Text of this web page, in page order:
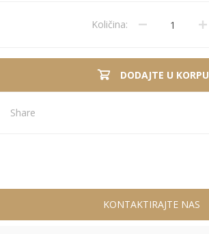
Količina:
DODAJTE U KORPU
Share
KONTAKTIRAJTE NAS